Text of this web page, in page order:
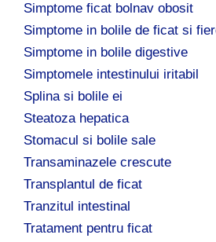
Simptome ficat bolnav obosit
Simptome in bolile de ficat si
Simptome in bolile digestive
Simptomele intestinului iritabil
Splina si bolile ei
Steatoza hepatica
Stomacul si bolile sale
Transaminazele crescute
Transplantul de ficat
Tranzitul intestinal
Tratament pentru ficat